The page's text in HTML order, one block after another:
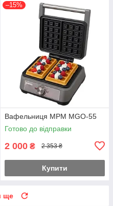
–15%
Вафельниця MPM MGO-55
Готово до відправки
2 000 ₴ 2 353 ₴
Купити
ще